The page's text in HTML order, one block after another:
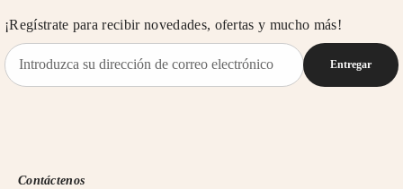
¡Regístrate para recibir novedades, ofertas y mucho más!
Entregar
Contáctenos